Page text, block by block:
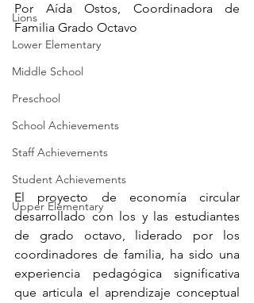
Lions
Lower Elementary
Middle School
Preschool
School Achievements
Staff Achievements
Student Achievements
Upper Elementary
Por Aída Ostos, Coordinadora de
Familia Grado Octavo
El proyecto de economía circular
desarrollado con los y las estudiantes
de grado octavo, liderado por los
coordinadores de familia, ha sido una
experiencia pedagógica significativa
que articula el aprendizaje conceptual